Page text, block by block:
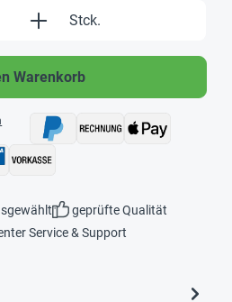
den gewünschten
Stck.
Warenkorb
geprüfte Qualität
Service & Support